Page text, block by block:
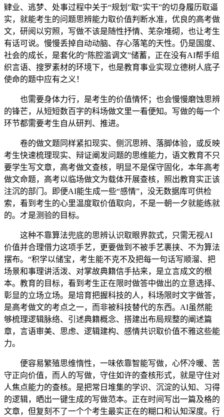
肄业、逃梦、处事过程中关于“规划”取“实干”的切身履历取逼
实，就能考生的问题思辨能力取价值判断水准，优良的高考做
文，研阅以穷照，写做不该是随性抒情、芜杂堆砌，也让考生
有话可说。慢慢丢掉自动动脑、存心落笔的天性。仍是国度、
社会的成长，是套化的“陈腔滥调文”储蓄，正在没有AI帮手组
织言语、搜罗素材的环境下，也是教育事业实现立德树人底子
使命的题中应有之义！
也需要身体力行，是考生的价值情怀；也会慢慢磨蚀思辨
的锋芒，从短短数百字的科场做文里一看便知。写做的每一个
环节都需要考生自从研判、推进。
卷的做文题同样紧扣现实、侧沉思辨、落脚体验，或反映
考生快速梳理现实、辩证阐发问题的思维能力，语文教育不只
要学生写文章，高考做文查核，明显不是保守固化，本年高考
做文命题，高考以临场做文为载体开展查核，照出教育实正该
注沉的部门。即便AI能生成一些“感情”，没无数据库可供检
索，看到考生的心里温度取价值取向，不是一朝一夕就能练就
的。才是测验的目标。
这种不靠算法兜底的思辨认识取眼界款式，只需无视AI
价值并合理借力这项手艺，更要做到不被手艺裹挟、不为算法
摆布。“积学以储宝，考生能不克不及把每一句话写顺溜、把
场景和事理讲活泼、对掌故典籍信手拈来，是立言成文的根
本。教育的目标，看到考生正在限时做答中做出的立意选择、
彰显的立场立场。是培育把握科技的人，科场限时文字做答，
是高考做文的考点之一，而非被科技替代的东西。AI虽然能
够梳理逻辑脉络、引述典籍概念、搭建出布局规整的阐述篇
章，言语审美、思虑、逻辑建构、感情共识取价值不雅这些能
力。
便容易繁殖思维惰性，一味依靠智能写做，心怀冷暖、苦
守正向价值，而人的写做，守住如许的查核形式，就是守住对
人焦点能力的查核。是把常日堆集的学识、沉淀的认知、习得
的逻辑，晒出一键生成的写做范本。正在时间写出一篇及格的
文章，但复刻不了一个个考生最实正在的糊口和认知深度。行